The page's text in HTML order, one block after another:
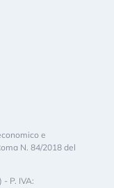
e
N. 84/2018 del
- P. IVA: